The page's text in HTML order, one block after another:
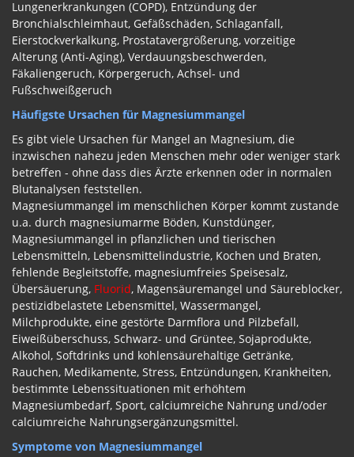
Lungenerkrankungen (COPD), Entzündung der
Bronchialschleimhaut, Gefäßschäden, Schlaganfall,
Eierstockverkalkung, Prostatavergrößerung, vorzeitige
Alterung (Anti-Aging), Verdauungsbeschwerden,
Fäkaliengeruch, Körpergeruch, Achsel- und
Fußschweißgeruch
Häufigste Ursachen für Magnesiummangel
Es gibt viele Ursachen für Mangel an Magnesium, die
inzwischen nahezu jeden Menschen mehr oder weniger stark
betreffen - ohne dass dies Ärzte erkennen oder in normalen
Blutanalysen feststellen.
Magnesiummangel im menschlichen Körper kommt zustande
u.a. durch magnesiumarme Böden, Kunstdünger,
Magnesiummangel in pflanzlichen und tierischen
Lebensmitteln, Lebensmittelindustrie, Kochen und Braten,
fehlende Begleitstoffe, magnesiumfreies Speisesalz,
Übersäuerung, Fluorid, Magensäuremangel und Säureblocker,
pestizidbelastete Lebensmittel, Wassermangel,
Milchprodukte, eine gestörte Darmflora und Pilzbefall,
Eiweißüberschuss, Schwarz- und Grüntee, Sojaprodukte,
Alkohol, Softdrinks und kohlensäurehaltige Getränke,
Rauchen, Medikamente, Stress, Entzündungen, Krankheiten,
bestimmte Lebenssituationen mit erhöhtem
Magnesiumbedarf, Sport, calciumreiche Nahrung und/oder
calciumreiche Nahrungsergänzungsmittel.
Symptome von Magnesiummangel